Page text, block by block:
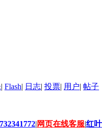
| Flash| 日志| 投票| 用户| 帖子
| 网页在线客服|红